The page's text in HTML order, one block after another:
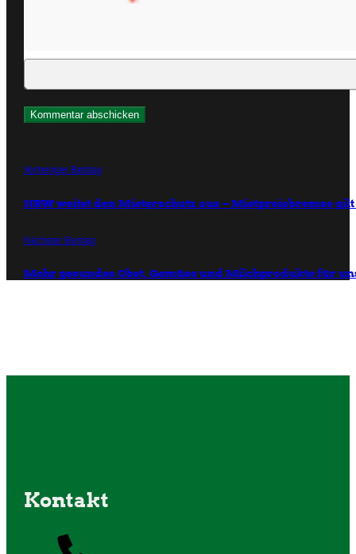
Vorheriger Beitrag
NRW weitet den Mieterschutz aus – Mietpreisbremse
Nächster Beitrag
Mehr gesundes Obst, Gemüse und Milchprodukte für
Kontakt